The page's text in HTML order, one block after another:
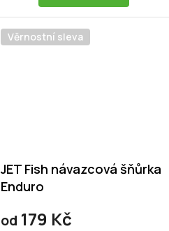
Věrnostní sleva
JET Fish návazcová šňůrka
Enduro
od 179 Kč